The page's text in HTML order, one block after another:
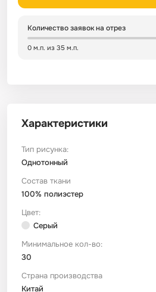
Количество заявок на отрез
0 м.п. из 35 м.п.
Характеристики
Тип рисунка:
Однотонный
Состав ткани
100% полиэстер
Цвет:
Серый
Минимальное кол-во:
30
Страна производства
Китай
Сатин
Сатин Страйп
Сатин Твил
Сетка
Ситец
ТиСи Твил
Трикотаж
Тюль
Фланель
Зеленый
Детский
Город / архитектура
Морская тема
Космос
Техника / транспорт